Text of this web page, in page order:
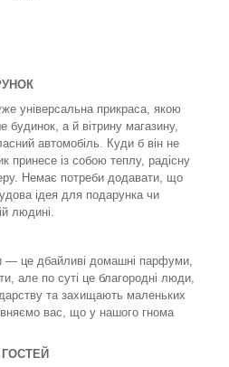
універсальна прикраса, якою
а й вітрину магазину,
автомобіль. Куди б він не
принесе із собою теплу, радісну
Немає потреби додавати, що
ідея для подарунка чи
людині.
— це дбайливі домашні парфуми,
але по суті це благородні люди,
та захищають маленьких
вас, що у нашого гнома